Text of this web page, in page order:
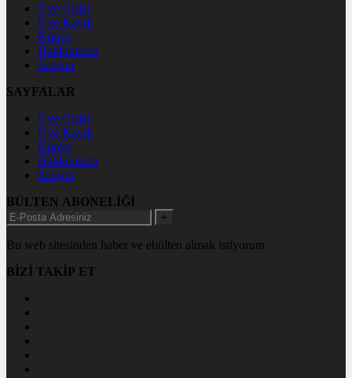
Üye Girişi
Üye Kaydı
Künye
Hakkımızda
İletişim
SAYFALAR
Üye Girişi
Üye Kaydı
Künye
Hakkımızda
İletişim
BÜLTEN ABONELİĞİ
+
Bu web sitesinden haber ve ebülten almak istiyorum
BİZİ TAKİP ET